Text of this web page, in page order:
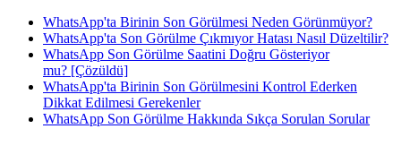
WhatsApp'ta Birinin Son Görülmesi Neden Görünmüyor?
WhatsApp'ta Son Görülme Çıkmıyor Hatası Nasıl Düzeltilir?
WhatsApp Son Görülme Saatini Doğru Gösteriyor
mu? [Çözüldü]
WhatsApp'ta Birinin Son Görülmesini Kontrol Ederken
Dikkat Edilmesi Gerekenler
WhatsApp Son Görülme Hakkında Sıkça Sorulan Sorular